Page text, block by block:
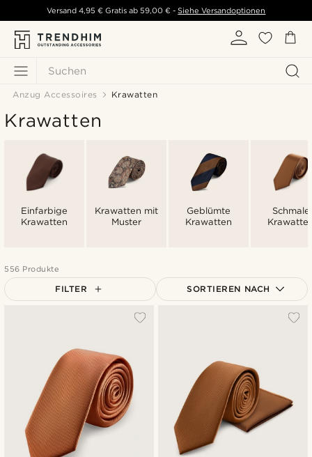
Suchen
Versand 4,95 € Gratis ab 59,00 € - Siehe Versandoptionen
Anzug Accessoires Krawatten
Krawatten
Einfarbige
Krawatten
Krawatten mit
Muster
Geblümte
Krawatten
Schmale
556 Produkte
FILTER SORTIEREN NACH
Höchster Preis